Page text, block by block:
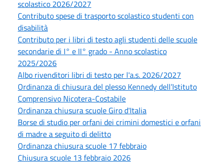
scolastico 2026/2027
Contributo spese di trasporto scolastico studenti con
disabilità
Contributo per i libri di testo agli studenti delle scuole
secondarie di I° e II° grado - Anno scolastico
2025/2026
Albo rivenditori libri di testo per l'a.s. 2026/2027
Ordinanza di chiusura del plesso Kennedy dell’Istituto
Comprensivo Nicotera-Costabile
Ordinanza chiusura scuole Giro d'Italia
Borse di studio per orfani dei crimini domestici e orfani
di madre a seguito di delitto
Ordinanza chiusura scuole 17 febbraio
Chiusura scuole 13 febbraio 2026